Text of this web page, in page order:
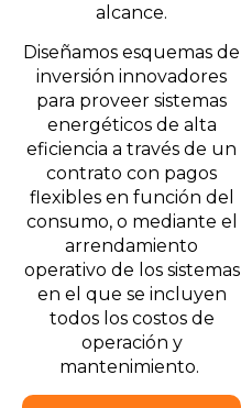
alcance.
Diseñamos esquemas de
inversión innovadores
para proveer sistemas
energéticos de alta
eficiencia a través de un
contrato con pagos
flexibles en función del
consumo, o mediante el
arrendamiento
operativo de los sistemas
en el que se incluyen
todos los costos de
operación y
mantenimiento.